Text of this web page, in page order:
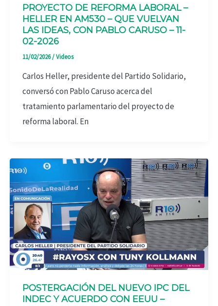
PROYECTO DE REFORMA LABORAL –
HELLER EN AM530 – QUE VUELVAN
LAS IDEAS, CON PABLO CARUSO – 11-
02-2026
11/02/2026/Videos
Carlos Heller, presidente del Partido Solidario,
conversó con Pablo Caruso acerca del
tratamiento parlamentario del proyecto de
reforma laboral. En
POSTERGACIÓN DEL NUEVO IPC DEL
INDEC Y ACUERDO CON EEUU –